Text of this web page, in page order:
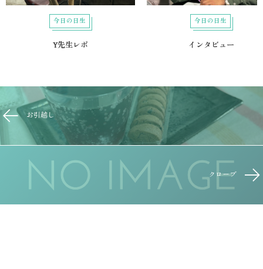
今日の日生
Y先生レポ
今日の日生
インタビュー
お引越し
クローブ